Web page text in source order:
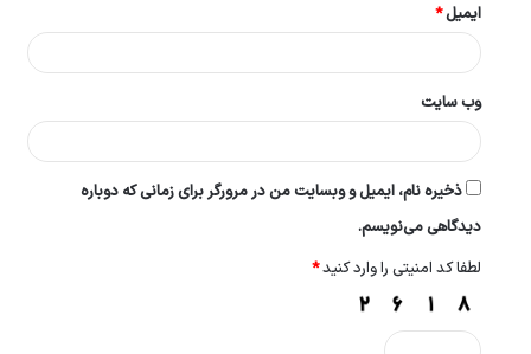
ایمیل*
وب‌ سایت
ذخیره نام، ایمیل و وبسایت من در مرورگر برای زمانی که دوباره
دیدگاهی می‌نویسم.
لطفا کد امنیتی را وارد کنید*